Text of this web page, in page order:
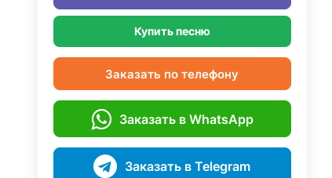
Купить песню
Заказать по телефону
Заказать в WhatsApp
Заказать в Telegram